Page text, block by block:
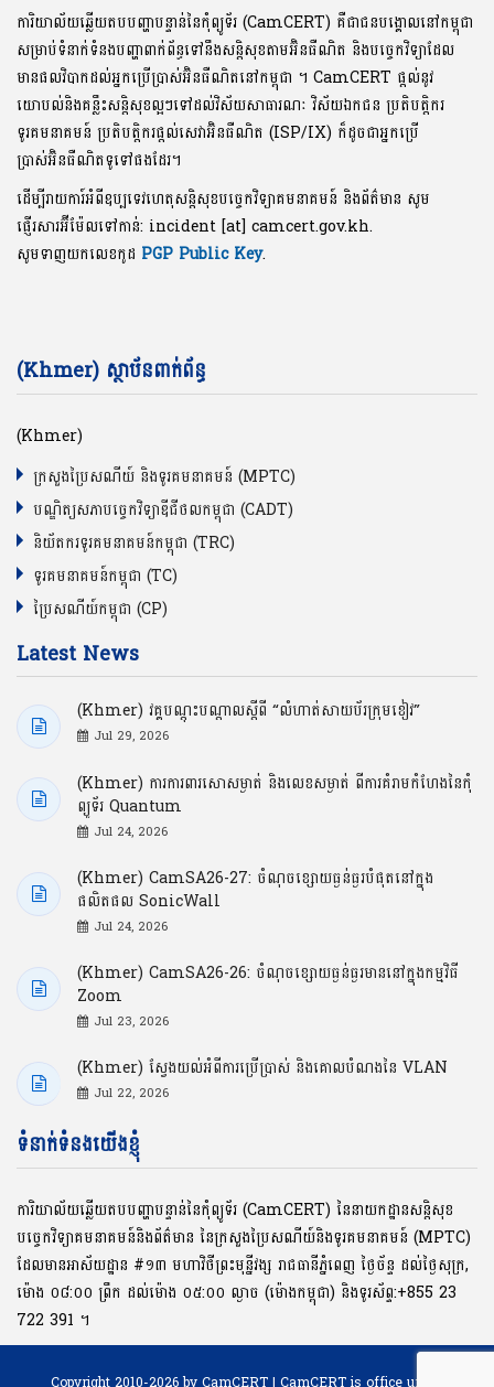
ការិយាល័យឆ្លើយតបបញ្ហាបន្ទាន់នៃកុំព្យូទ័រ (CamCERT) គឺជាជនបង្គោលនៅកម្ពុជា
សម្រាប់ទំនាក់ទំនងបញ្ហាពាក់ព័ន្ធទៅនឹងសន្តិសុខតាមអ៊ិនធឺណិត និងបច្ចេកវិទ្យាដែល
មានផលវិបាកដល់អ្នកប្រើប្រាស់អ៊ិនធឺណិតនៅកម្ពុជា ។ CamCERT ផ្តល់នូវ
យោបល់និងគន្លឹះសន្តិសុខល្អៗទៅដល់វិស័យសាធារណៈ វិស័យឯកជន ប្រតិបត្តិករ
ទូរគមនាគមន៍ ប្រតិបត្តិករផ្តល់សេវាអ៊ិនធឺណិត (ISP/IX) ក៏ដូចជាអ្នកប្រើ
ប្រាស់អ៊ិនធឺណិតទូទៅផងដែរ។
ដើម្បីរាយការ៍អំពីឧប្បទេវហេតុសន្តិសុខបច្ចេកវិទ្យាគមនាគមន៍ និងព័ត៌មាន សូម
ផ្ញើរសារអ៊ីម៉ែលទៅកាន់: incident [at] camcert.gov.kh.
សូមទាញយកលេខកូដ PGP Public Key.
(Khmer) ស្ថាប័នពាក់ព័ន្ធ
(Khmer)
ក្រសួងប្រៃសណីយ៍ និងទូរគមនាគមន៍ (MPTC)
បណ្ឌិត្យសភាបច្ចេកវិទ្យាឌីជីថលកម្ពុជា (CADT)
និយ័តករទូរគមនាគមន៍កម្ពុជា (TRC)
ទូរគមនាគមន៍កម្ពុជា (TC)
ប្រៃសណីយ៍កម្ពុជា (CP)
Latest News
(Khmer) វគ្គបណ្ដុះបណ្ដាលស្ដីពី “លំហាត់សាយប័រក្រុមខៀវ”
Jul 29, 2026
(Khmer) ការការពារសោសម្ងាត់ និងលេខសម្ងាត់ ពីការគំរាមកំហែងនៃកុំ
ព្យូទ័រ Quantum
Jul 24, 2026
(Khmer) CamSA26-27: ចំណុចខ្សោយធ្ងន់ធ្ងរបំផុតនៅក្នុង
ផលិតផល SonicWall
Jul 24, 2026
(Khmer) CamSA26-26: ចំណុចខ្សោយធ្ងន់ធ្ងរមាននៅក្នុងកម្មវិធី
Zoom
Jul 23, 2026
(Khmer) ស្វែងយល់អំពីការប្រើប្រាស់ និងគោលបំណងនៃ VLAN
Jul 22, 2026
ទំនាក់ទំនងយើងខ្ញុំ
ការិយាល័យឆ្លើយតបបញ្ហាបន្ទាន់នៃកុំព្យូទ័រ (CamCERT) នៃនាយកដ្ឋានសន្តិសុខ
បច្ចេកវិទ្យាគមនាគមន៍និងព័ត៌មាន នៃក្រសួងប្រៃសណីយ៍និងទូរគមនាគមន៍ (MPTC)
ដែលមានអាស័យដ្ឋាន #១៣ មហាវិថីព្រះមុនី្នវង្ស រាជធានីភ្នំពេញ ថ្ងៃច័ន្ទ ដល់ថ្ងៃសុក្រ,
ម៉ោង ០៨:០០ ​ព្រឹក ដល់ម៉ោង ០៥:០០ ល្ងាច (ម៉ោងកម្ពុជា) និងទូរស័ព្ទ:+855 23
722 391 ។